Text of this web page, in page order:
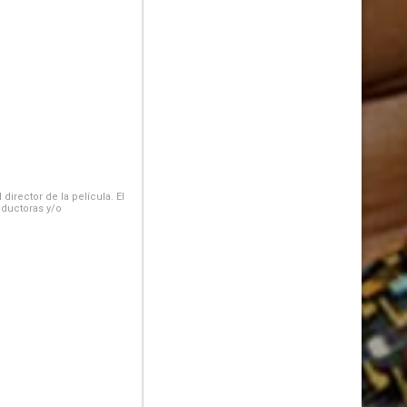
de la película. El
y/o